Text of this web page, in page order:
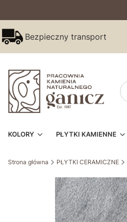
Bezpieczny transport
KOLORY PŁYTKI KAMIENNE
Strona główna PŁYTKI CERAMICZNE